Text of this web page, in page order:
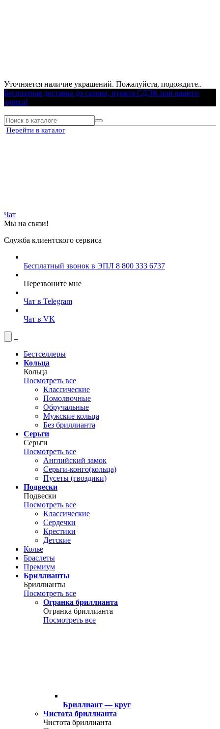
Уточняется наличие украшений. Пожалуйста, подождите..
Бесплатная доставка до салона, пункта СДЭК или вашего
адреса!
Перейти в каталог
Чат
Мы на связи!
Служба клиентского сервиса
Бесплатный звонок в ЭПЛ 8 800 333 6737
Перезвоните мне
Чат в Telegram
Чат в VK
Бестселлеры
Кольца
Кольца
Посмотреть все
Классические
Помолвочные
Обручальные
Мужские кольца
Без бриллианта
Серьги
Серьги
Посмотреть все
Английский замок
Серьги-конго(кольца)
Пусеты (гвоздики)
Подвески
Подвески
Посмотреть все
Классические
Сердечки
Крестики
Детские
Колье
Браслеты
Премиум
Бриллианты
Бриллианты
Посмотреть все
Огранка бриллианта
Огранка бриллианта
Посмотреть все
Бриллиант — круг
Чистота бриллианта
Чистота бриллианта